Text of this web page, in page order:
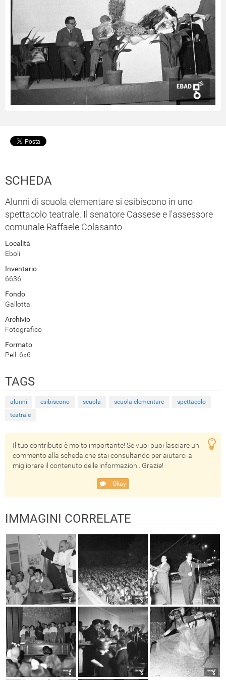
SCHEDA
Alunni di scuola elementare si esibiscono in uno
spettacolo teatrale. Il senatore Cassese e l'assessore
comunale Raffaele Colasanto
Località
Eboli
Inventario
6636
Fondo
Gallotta
Archivio
Fotografico
Formato
Pell. 6x6
TAGS
alunni esibiscono scuola scuola elementare
spettacolo
teatrale
Il tuo contributo è molto importante! Se vuoi puoi lasciare un
commento alla scheda che stai consultando per aiutarci a
migliorare il contenuto delle informazioni. Grazie!
Okay
IMMAGINI CORRELATE